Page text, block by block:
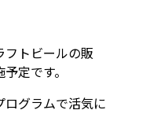
トビールの販
定です。
グラムで活気に